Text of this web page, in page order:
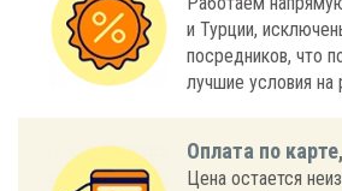
и Турции,
посредников, что
лучшие условия на
Оплата по
Цена остается